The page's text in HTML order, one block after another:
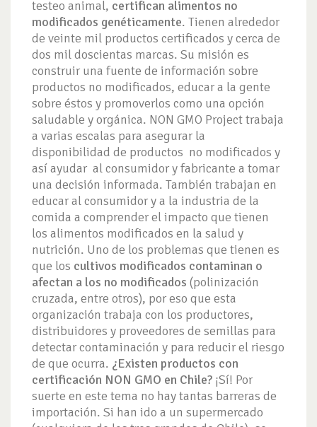
testeo animal, certifican alimentos no
modificados genéticamente. Tienen alrededor
de veinte mil productos certificados y cerca de
dos mil doscientas marcas. Su misión es
construir una fuente de información sobre
productos no modificados, educar a la gente
sobre éstos y promoverlos como una opción
saludable y orgánica. NON GMO Project trabaja
a varias escalas para asegurar la
disponibilidad de productos no modificados y
así ayudar al consumidor y fabricante a tomar
una decisión informada. También trabajan en
educar al consumidor y a la industria de la
comida a comprender el impacto que tienen
los alimentos modificados en la salud y
nutrición. Uno de los problemas que tienen es
que los cultivos modificados contaminan o
afectan a los no modificados (polinización
cruzada, entre otros), por eso que esta
organización trabaja con los productores,
distribuidores y proveedores de semillas para
detectar contaminación y para reducir el riesgo
de que ocurra. ¿Existen productos con
certificación NON GMO en Chile? ¡Sí! Por
suerte en este tema no hay tantas barreras de
importación. Si han ido a un supermercado